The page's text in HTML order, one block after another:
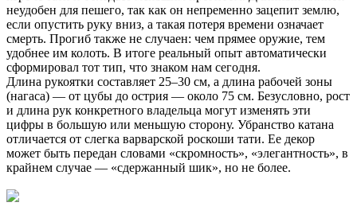
неудобен для пешего, так как он непременно зацепит землю,
если опустить руку вниз, а такая потеря времени означает
смерть. Прогиб также не случаен: чем прямее оружие, тем
удобнее им колоть. В итоге реальный опыт автоматически
сформировал тот тип, что знаком нам сегодня.
Длина рукоятки составляет 25–30 см, а длина рабочей зоны
(нагаса) — от цубы до острия — около 75 см. Безусловно, рост
и длина рук конкретного владельца могут изменять эти
цифры в большую или меньшую сторону. Убранство катана
отличается от слегка варварской роскоши тати. Ее декор
может быть передан словами «скромность», «элегантность», в
крайнем случае — «сдержанный шик», но не более.